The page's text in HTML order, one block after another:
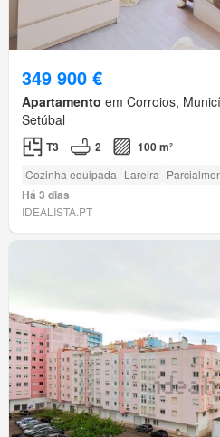
349 900 €
Apartamento em Corroios,
Setúbal
T3 2 100 m²
Cozinha equipada Lareira
Há 3 dias
IDEALISTA.PT